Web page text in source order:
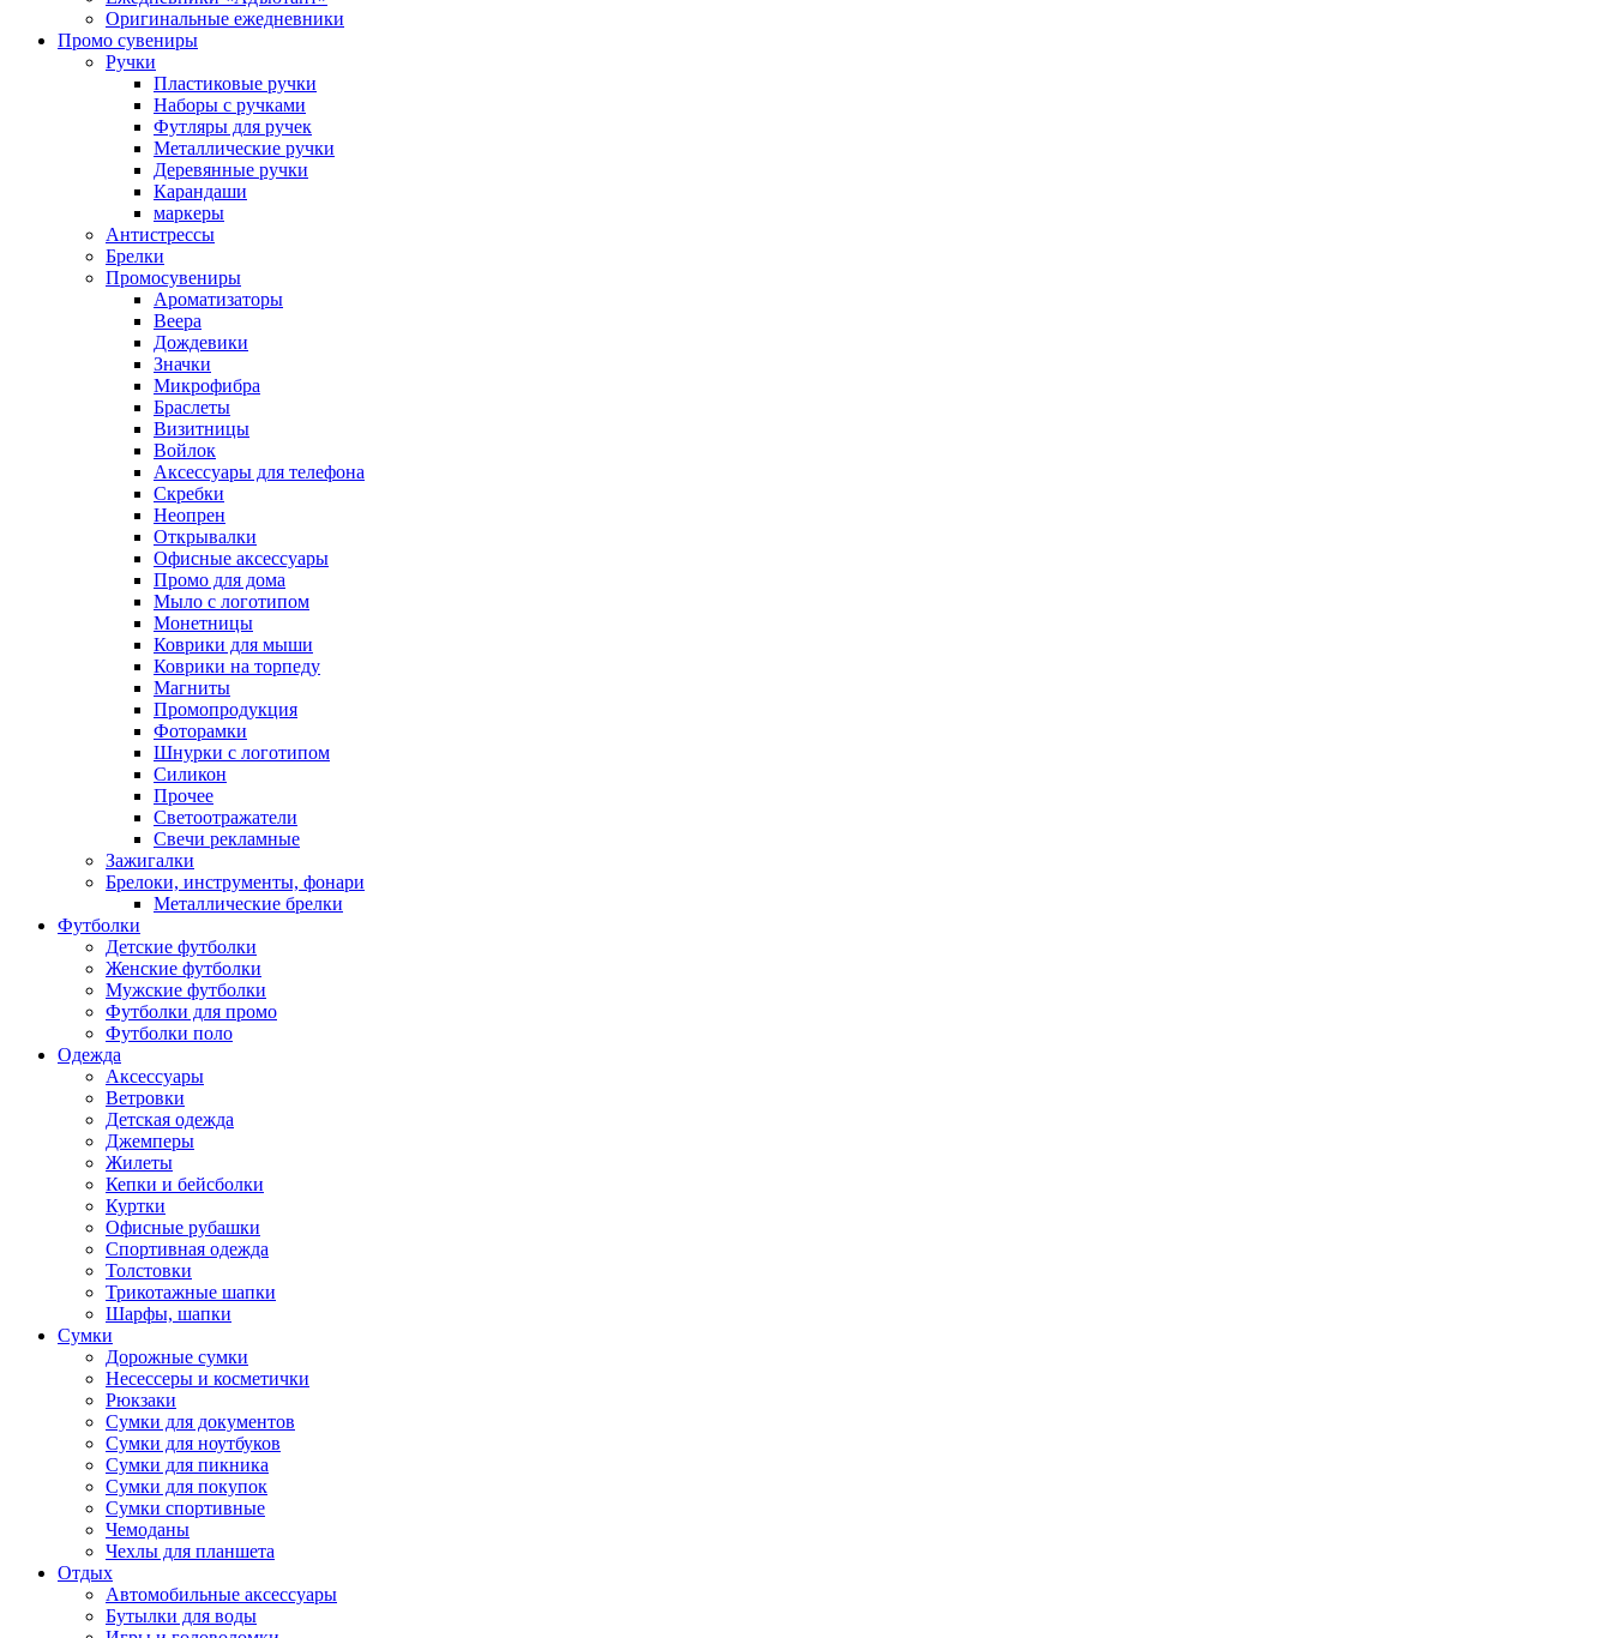
Оригинальные ежедневники
Промо сувениры
Ручки
Пластиковые ручки
Наборы с ручками
Футляры для ручек
Металлические ручки
Деревянные ручки
Карандаши
маркеры
Антистрессы
Брелки
Промосувениры
Ароматизаторы
Веера
Дождевики
Значки
Микрофибра
Браслеты
Визитницы
Войлок
Аксессуары для телефона
Cкребки
Неопрен
Открывалки
Офисные аксессуары
Промо для дома
Мыло с логотипом
Монетницы
Коврики для мыши
Коврики на торпеду
Магниты
Промопродукция
Фоторамки
Шнурки с логотипом
Силикон
Прочее
Светоотражатели
Свечи рекламные
Зажигалки
Брелоки, инструменты, фонари
Металлические брелки
Футболки
Детские футболки
Женские футболки
Мужские футболки
Футболки для промо
Футболки поло
Одежда
Аксессуары
Ветровки
Детская одежда
Джемперы
Жилеты
Кепки и бейсболки
Куртки
Офисные рубашки
Спортивная одежда
Толстовки
Трикотажные шапки
Шарфы, шапки
Сумки
Дорожные сумки
Несессеры и косметички
Рюкзаки
Сумки для документов
Сумки для ноутбуков
Сумки для пикника
Сумки для покупок
Сумки спортивные
Чемоданы
Чехлы для планшета
Отдых
Автомобильные аксессуары
Бутылки для воды